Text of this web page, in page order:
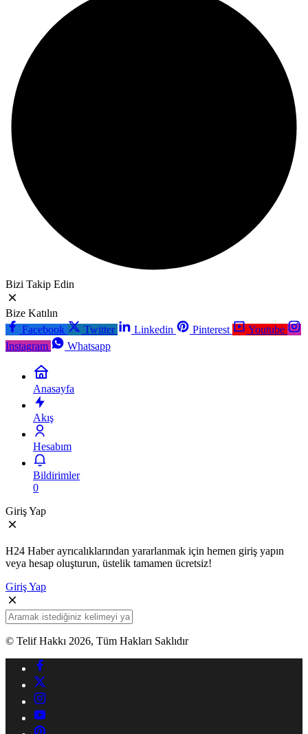
Bizi Takip Edin
Bize Katılın
Facebook
Twitter Linkedin Pinterest
Youtube
Instagram
Whatsapp
Anasayfa
Akış
Hesabım
Bildirimler
0
Giriş Yap
H24 Haber ayrıcalıklarından yararlanmak için hemen giriş yapın
veya hesap oluşturun, üstelik tamamen ücretsiz!
Giriş Yap
© Telif Hakkı 2026, Tüm Hakları Saklıdır